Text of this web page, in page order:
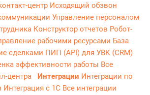
центр Исходящий обзвон
Управление персоналом
Конструктор отчетов Робот-
рабочими ресурсами База
сделками ПИП (API) для УВК (CRM)
эффективности работы Все
центра
Интеграции Интеграции по
Интеграция с 1С Все интеграции